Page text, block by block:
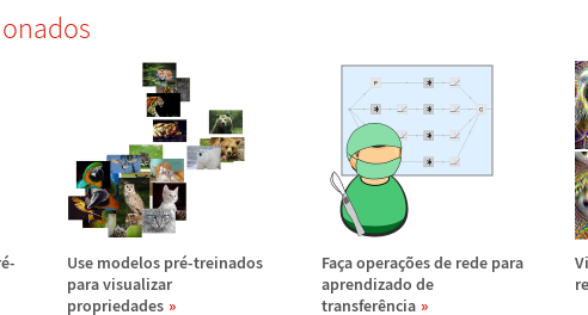
é-
Use modelos pré-treinados
para visualizar
propriedades
Faça operações de rede para
aprendizado de
transferência